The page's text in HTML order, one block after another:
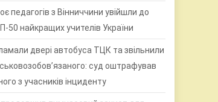
педагогів з Вінниччини увійшли до
50 найкращих учителів України
двері автобуса ТЦК та звільнили
суд оштрафував
з учасників інциденту